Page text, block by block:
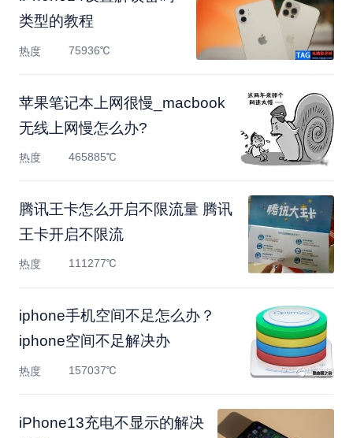
类型的教程
热度 75936℃
苹果笔记本上网很慢_macbook
无线上网慢怎么办?
热度 465885℃
腾讯王卡怎么开启不限流量 腾讯
王卡开启不限流
热度 111277℃
iphone手机空间不足怎么办？
iphone空间不足解决办
热度 157037℃
iPhone13充电不显示的解决